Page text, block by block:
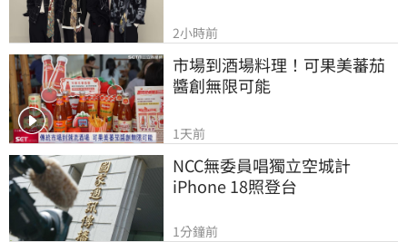
2小時前
市場到酒場料理！可果美蕃茄
醬創無限可能
1天前
NCC無委員唱獨立空城計
iPhone 18照登台
1分鐘前